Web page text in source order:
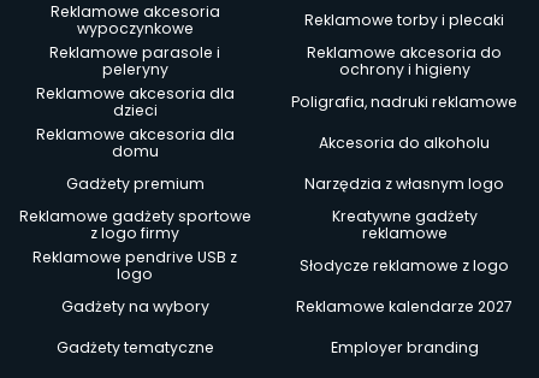
Reklamowe akcesoria
wypoczynkowe
Reklamowe torby i plecaki
Reklamowe parasole i
peleryny
Reklamowe akcesoria do
ochrony i higieny
Reklamowe akcesoria dla
dzieci
Poligrafia, nadruki reklamowe
Reklamowe akcesoria dla
domu
Akcesoria do alkoholu
Gadżety premium
Narzędzia z własnym logo
Reklamowe gadżety sportowe
z logo firmy
Kreatywne gadżety
reklamowe
Reklamowe pendrive USB z
logo
Słodycze reklamowe z logo
Gadżety na wybory
Reklamowe kalendarze 2027
Gadżety tematyczne
Employer branding